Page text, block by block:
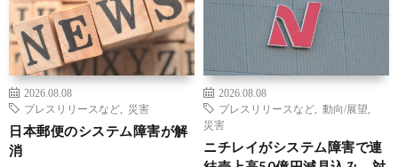
2026.08.08
プレスリリースなど
災害
日本郵便のシステム障害が解
消
2026.08.08
プレスリリースなど
動向/展望
災害
ニチレイがシステム障害で連